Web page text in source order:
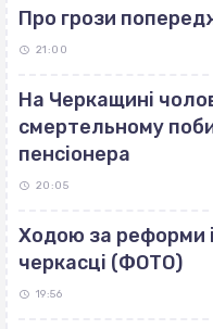
Про грози
21:00
На Черкащині
смертельному
пенсіонера
20:05
Ходою за реформи
черкасці (ФОТО)
19:56